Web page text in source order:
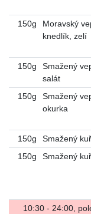
150g
Moravský
knedlík, zelí
150g
Smažený
salát
150g
Smažený
okurka
150g Smažený
150g
Smažený
10:30 - 24:00,